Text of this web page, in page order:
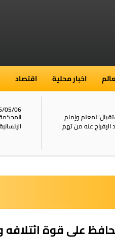
اخبار محلية اقتصاد
لمعلم وإمام
عنه من تهم
2026/05/
على قوة